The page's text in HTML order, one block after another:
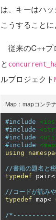
は、キーはハ
こうすること
従来のC++プ
と
ルプロジェクト
Map：mapコンテ
#include
#include
#include
#include
using
//書籍の題名と
typedef pair<
//コードが読み
typedef map<
/